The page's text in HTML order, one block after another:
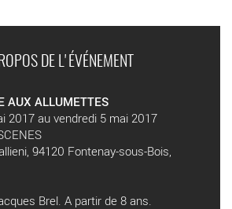
DE L'ÉVÉNEMENT
AUX ALLUMETTES
2017 au vendredi 5 mai 2017
94120 Fontenay-sous-Bois,
Brel. A partir de 8 ans.